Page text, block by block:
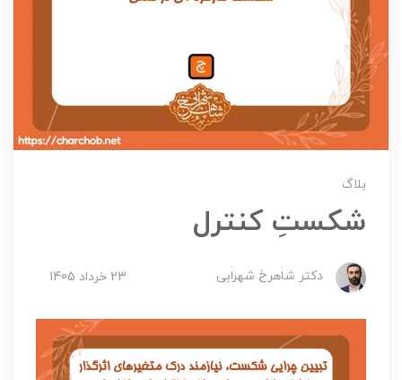
بلاگ
شکستِ کنترل
دکتر شاهرخ شهرابی 23 خرداد 1405